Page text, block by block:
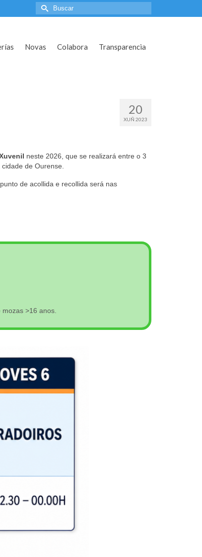
Search
for:
Novas Colabora Transparencia
20
XUÑ 2023
neste 2026, que se realizará entre o 3
de Ourense.
de acollida e recollida será nas
>16 anos.